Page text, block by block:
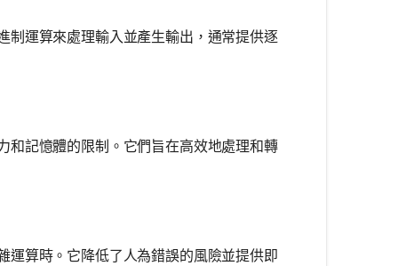
制運算來處理輸入並產生輸出，通常提供逐
和記憶體的限制。它們旨在高效地處理和轉
運算時。它降低了人為錯誤的風險並提供即